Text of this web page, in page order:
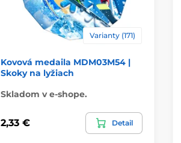
Varianty (171)
Kovová medaila MDM03M54 |
Skoky na lyžiach
Skladom v e-shope.
2,33 € Detail